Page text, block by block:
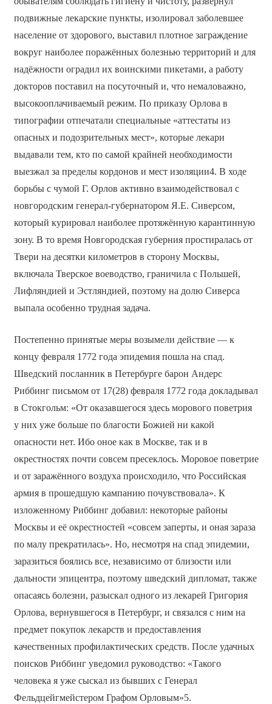
подвижные лекарские пункты, изолировал заболевшее
население от здорового, выставил плотное заграждение
вокруг наиболее поражённых болезнью территорий и для
надёжности оградил их воинскими пикетами, а работу
докторов поставил на посуточный и, что немаловажно,
высокооплачиваемый режим. По приказу Орлова в
типографии отпечатали специальные «аттестаты из
опасных и подозрительных мест», которые лекари
выдавали тем, кто по самой крайней необходимости
выезжал за пределы кордонов и мест изоляции4. В ходе
борьбы с чумой Г. Орлов активно взаимодействовал с
новгородским генерал-губернатором Я.Е. Сиверсом,
который курировал наиболее протяжённую карантинную
зону. В то время Новгородская губерния простиралась от
Твери на десятки километров в сторону Москвы,
включала Тверское воеводство, граничила с Польшей,
Лифляндией и Эстляндией, поэтому на долю Сиверса
выпала особенно трудная задача.
Постепенно принятые меры возымели действие — к
концу февраля 1772 года эпидемия пошла на спад.
Шведский посланник в Петербурге барон Андерс
Риббинг письмом от 17(28) февраля 1772 года докладывал
в Стокгольм: «От оказавшегося здесь морового поветрия
у них уже больше по благости Божией ни какой
опасности нет. Ибо оное как в Москве, так и в
окрестностях почти совсем пресеклось. Моровое поветрие
и от заражённого воздуха происходило, что Российская
армия в прошедшую кампанию почувствовала». К
изложенному Риббинг добавил: некоторые районы
Москвы и её окрестностей «совсем заперты, и оная зараза
по малу прекратилась». Но, несмотря на спад эпидемии,
заразиться боялись все, независимо от близости или
дальности эпицентра, поэтому шведский дипломат, также
опасаясь болезни, разыскал одного из лекарей Григория
Орлова, вернувшегося в Петербург, и связался с ним на
предмет покупок лекарств и предоставления
качественных профилактических средств. После удачных
поисков Риббинг уведомил руководство: «Такого
человека я уже сыскал из бывших с Генерал
Фельдцейгмейстером Графом Орловым»5.